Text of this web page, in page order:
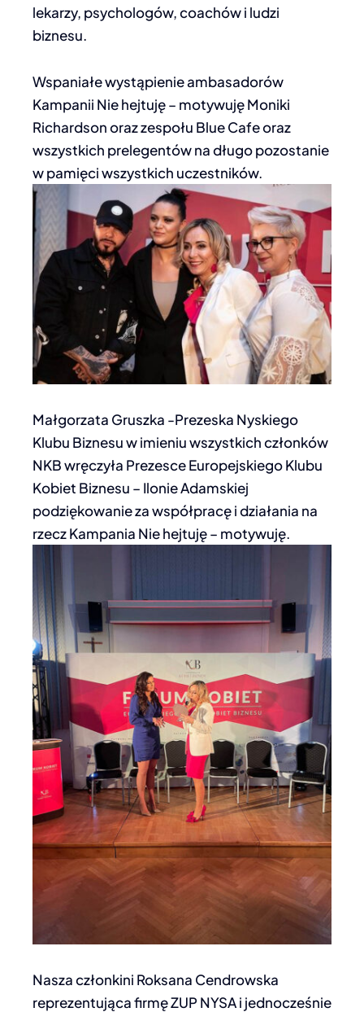
lekarzy, psychologów, coachów i ludzi
biznesu.
Wspaniałe wystąpienie ambasadorów
Kampanii Nie hejtuję – motywuję Moniki
Richardson oraz zespołu Blue Cafe oraz
wszystkich prelegentów na długo pozostanie
w pamięci wszystkich uczestników.
Małgorzata Gruszka -Prezeska Nyskiego
Klubu Biznesu w imieniu wszystkich członków
NKB wręczyła Prezesce Europejskiego Klubu
Kobiet Biznesu – Ilonie Adamskiej
podziękowanie za współpracę i działania na
rzecz Kampania Nie hejtuję – motywuję.
Nasza członkini Roksana Cendrowska
reprezentująca firmę ZUP NYSA i jednocześnie